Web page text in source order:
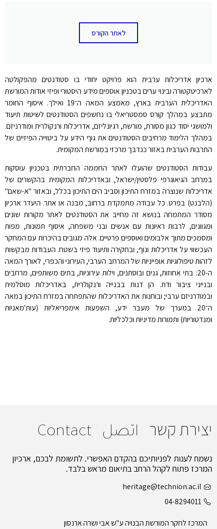
לאתר הקורס
ארכיון אדריכלות ערבית הוא פרויקט יחודי בו סטודנטים מהפקולטה
לארכיטקטורה ובינוי ערים בטכניון אוספים מידע היסטורי ופיזי אודות המורשת
האדריכלית הערבית בארץ, מאמצע המאה ה־19 ואילך. איסוף החומר
מתבצע במהלך קורס סמסטריאלי בו נחשפים הסטודנטים לשיטות תיעוד
ולמושגי יסוד כגון מסורת, מורשת, רגיונליזם, אדריכלות ורנקולרית ומודרניזם.
במהלך הלימוד מרחיבים הסטודנטים את גוף הידע על ביטוייה הפיזיים של
התרבות הערבית באזור כנדבך מרכזי במורשת המקומית.
עבודות הסטודנטים שהועלו לאתר החממה החברתית בטכניון עוסקות
במרחב הגיאוגרפי פלסטין/ישראל, ובאדריכלות המקומית בהקשרים של
אדריכלות שנוצרה במזרח התיכון וסביב הים התיכון בכלל, ובאזור "א-שאם"
(הלבנט) בפרט. כל עבודה מתמקדת ברחוב, מבנה או אתר. היעדר ארכיון
מסודר המתמחה בנושא זה מחייב את הסטודנטים לאתר מקורות שונים
ומגוונים, לרבות ראיונות עם אנשים ובני משפחה, איסוף תמונות, מפות
ומסמכים מתוך אלבומים ואוספים פרטיים. אלה מגובים בהיכרות עם המחקר
העכשווי על אדריכלות ונוף, ובחקירה ותיעוד פיזי בשטח. העבודות מבקשות
לזהות טיפולוגיות אופייניות של המרחב הערבי, העירוני והכפרי, לאורך המאה
ה-20: בתי אחוזות, גנים ובוסתנים, וילות עירוניות, בתים משותפים, מרחבים
ובנייני ציבור ודת. הן דנות בבנייה ורנקולרית, באדריכלות מוסלמית
ובמודרניזם ערבי; ובוחנות את האדריכלות שהתפתחה במזרח התיכון במאה
ה־20 במערך של מעבר ידע, השפעות אימפריאליות (עות'מאניות
ומנדטוריות) ותמורות מדיניות וכלכליות.
יצירת קשר اتصل Contact
נשמח לענות לפניותיכם בהקדם האפשרי. לתשומת לבכם, ארכיון
המרכז פתוח לקהל הרחב בתיאום מראש בלבד.
heritage@technion.ac.il
04-8294011
המרכז לחקר המורשת הבנויה ע"ש אבי ושרה ארנסון